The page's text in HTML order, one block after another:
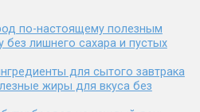
по-настоящему полезным
без лишнего сахара и пустых
для сытого завтрака
жиры для вкуса без